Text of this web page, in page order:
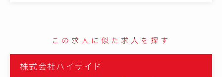
けのシステム開発
■小売（REXT）事業：各小売り事業会社向けの各システ
ム（生産、EC販売、在庫管理、マーケティング分析、ロジ
スティックスなどのバリューチェーン全般）
■ユーザー向け店頭アプリ（ユーザーの新規獲得/ロイヤ
この求人に似た求人を探す
株式会社ハイサイド